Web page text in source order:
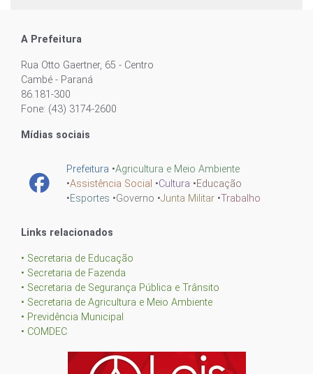
A Prefeitura
Rua Otto Gaertner, 65 - Centro
Cambé - Paraná
86.181-300
Fone: (43) 3174-2600
Mídias sociais
Prefeitura •Agricultura e Meio Ambiente
•Assistência Social •Cultura •Educação
•Esportes •Governo •Junta Militar •Trabalho
Links relacionados
• Secretaria de Educação
• Secretaria de Fazenda
• Secretaria de Segurança Pública e Trânsito
• Secretaria de Agricultura e Meio Ambiente
• Previdência Municipal
• COMDEC